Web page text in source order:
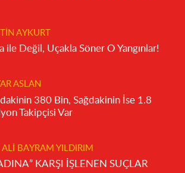
AYKURT
ile Değil, Uçakla Söner O Yangınlar!
ASLAN
380 Bin, Sağdakinin İse 1.8
Takipçisi Var
ALI BAYRAM YILDIRIM
KARŞI İŞLENEN SUÇLAR